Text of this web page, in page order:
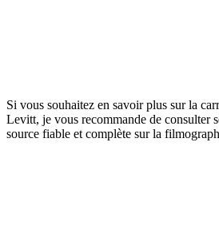
Si vous souhaitez en savoir plus sur la
Levitt, je vous recommande de consulter
source fiable et complète sur la